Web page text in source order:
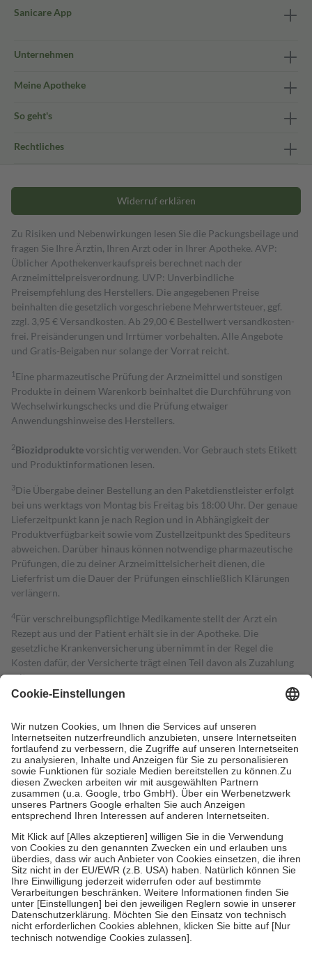
Sanicare App
Unternehmen
Meine Apotheke
So geht's
Rechtliches
Widerruf erklären
Zu Risiken und Nebenwirkungen lesen Sie die Packungsbeilage und
fragen Sie Ihre Ärztin, Ihren Arzt oder in Ihrer Apotheke. AVP:
Üblicher Apothekenverkaufspreis berechnet nach der
Arzneimittelpreisverordnung. UVP: Unverbindliche
Preisempfehlung des Herstellers. Die angegebenen Preise
beinhalten die gesetzlich vorgeschriebene Mehrwertsteuer, ggf.
zzgl. 3,95 € Versandkosten. Ab 29,00 € Bestell­wert versand­kosten­
frei. Preisänderungen und Irrtümer vorbehalten. Alle Angebote
und Gratis-Beigaben nur solange der Vorrat reicht.
1 Eine pharmazeutische Prüfung der Arzneimittel und sonstigen
Produkte in deinem Warenkorb beinhaltet die Durchführung von
Wechselwirkungschecks und die Prüfung etwaiger
Anwendungshinweise des Herstellers.
2Biozidproduktevorsichtig verwenden. Vor Gebrauch stets Etikett
und Produktinformationen lesen.
3Die Übergabe deiner Bestellung an den Paketdienstleister erfolgt
bei uns werktags von Montag bis Freitag bis 18:00 Uhr. Der genaue
Lieferzeitpunkt kann je nach Region und in Abhängigkeit der
Produktverfügbarkeit sowie vom Zustellzeitpunkt des Spediteurs
abweichen. Darüber hinaus können notwendige pharmazeutische
Prüfungen, die zu deiner Arzneimittelsicherheit dienen, die
Lieferfrist um die Dauer der Prüfungen einschließlich Klärungen
verlängern.
4Für verschreibungspflichtige Medikamente stellt der Arzt ein
Rezept aus und der Patient erhält sie in der Apotheke. Die
gesetzliche Krankenversicherung übernimmt in der Regel die
Kosten dafür, der Versicherte trägt einen Teil davon als Zuzahlung
mit.
Grundsätzlich leisten Mitglieder Zuzahlungen in Höhe von zehn
höchstens zehn Euro.
Es sind jedoch nie mehr als die tatsächlichen
Kosten der Leistung zu entrichten.
Diese Regeln gelten grundsätzlich auch für Online-Apotheken.
Bei Heilmitteln und häuslicher Krankenpflege beträgt die
Zuzahlung zehn Prozent der Kosten sowie zehn Euro je
Verordnung.
Um das Engagement der Versicherten für ihre eigene Gesundheit zu
stärken und die besondere Stellung der Familie zu unterstützen,
fallenkeine Zuzahlungenan bei:
• Kindern und Jugendlichen bis zum vollendeten 18. Lebensjahr
mit Ausnahme der Fahrkosten
• Untersuchungen zur Vorsorge und Früherkennung, die von der
GKV getragen werden
• empfohlenen Schutzimpfungen
• Harn- und Blutteststreifen